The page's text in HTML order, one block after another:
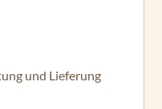
und Lieferung